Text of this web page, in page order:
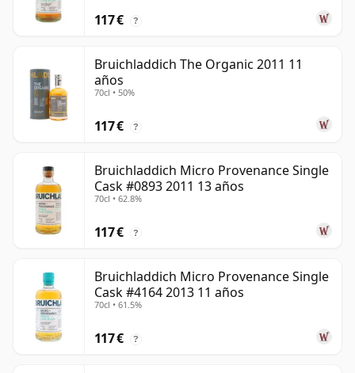
117 € ?
Bruichladdich The Organic 2011 11
años
70cl • 50%
117 € ?
Bruichladdich Micro Provenance Single
Cask #0893 2011 13 años
70cl • 62.8%
117 € ?
Bruichladdich Micro Provenance Single
Cask #4164 2013 11 años
70cl • 61.5%
117 € ?